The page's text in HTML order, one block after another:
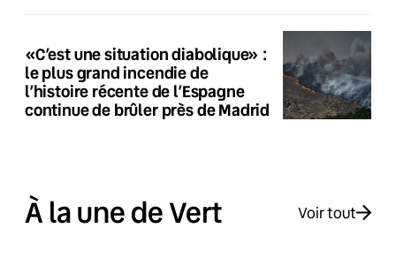
«C’est une situation diabolique» :
le plus grand incendie de
l’histoire récente de l’Espagne
continue de brûler près de Madrid
À la une de Vert Voir tout